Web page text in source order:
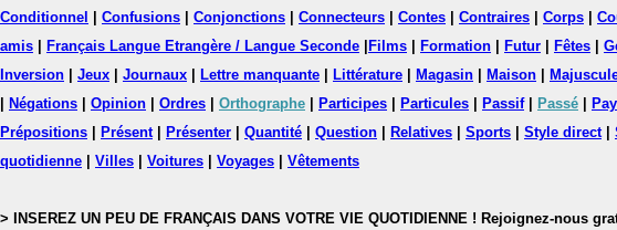
Conditionnel
Confusions Conjonctions Connecteurs Contes Contraires Corps
amis
Français Langue Etrangère / Langue Seconde Films Formation Futur Fêtes
Inversion
Jeux Journaux Lettre manquante Littérature Magasin Maison
Négations Opinion Ordres Orthographe Participes Particules Passif| Passé
Prépositions
Présent| Présenter Quantité Question Relatives Sports Style direct|
quotidienne
Villes Voitures Voyages Vêtements
> INSEREZ UN PEU DE FRANÇAIS DANS VOTRE VIE QUOTIDIENNE ! Rejoignez-nous